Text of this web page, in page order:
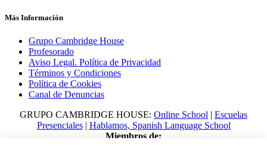
Más Información
Grupo Cambridge House
Profesorado
Aviso Legal. Política de Privacidad
Términos y Condiciones
Política de Cookies
Canal de Denuncias
GRUPO CAMBRIDGE HOUSE: Online School | Escuelas
Presenciales| Hablamos, Spanish Language School
Miembros de: